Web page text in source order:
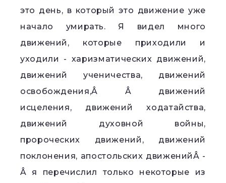
это день, в который это движение уже
начало умирать. Я видел много
движений, которые приходили и
уходили - харизматических движений,
движений ученичества, движений
освобождения,Â Â движений
исцеления, движений ходатайства,
движений духовной войны,
пророческих движений, движений
поклонения, апостольских движенийÂ -
Â я перечислил только некоторые из